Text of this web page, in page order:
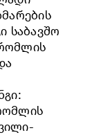
საბავშო